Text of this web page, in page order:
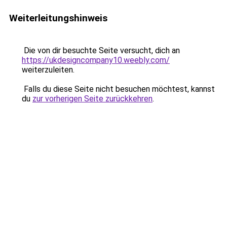
Weiterleitungshinweis
Die von dir besuchte Seite versucht, dich an
https://ukdesigncompany10.weebly.com/
weiterzuleiten.
Falls du diese Seite nicht besuchen möchtest, kannst
du zur vorherigen Seite zurückkehren.